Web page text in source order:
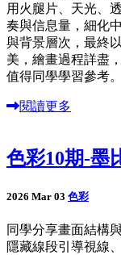
用火腿片、天光、
奏與信息量，細化
與背景層次，最終
美，繪畫過程詳盡
值得同學學習參考。
閱讀更多
色彩10期-墨
2026 Mar 03 色彩
同學分享畫面結構
隱藏線段引導視線